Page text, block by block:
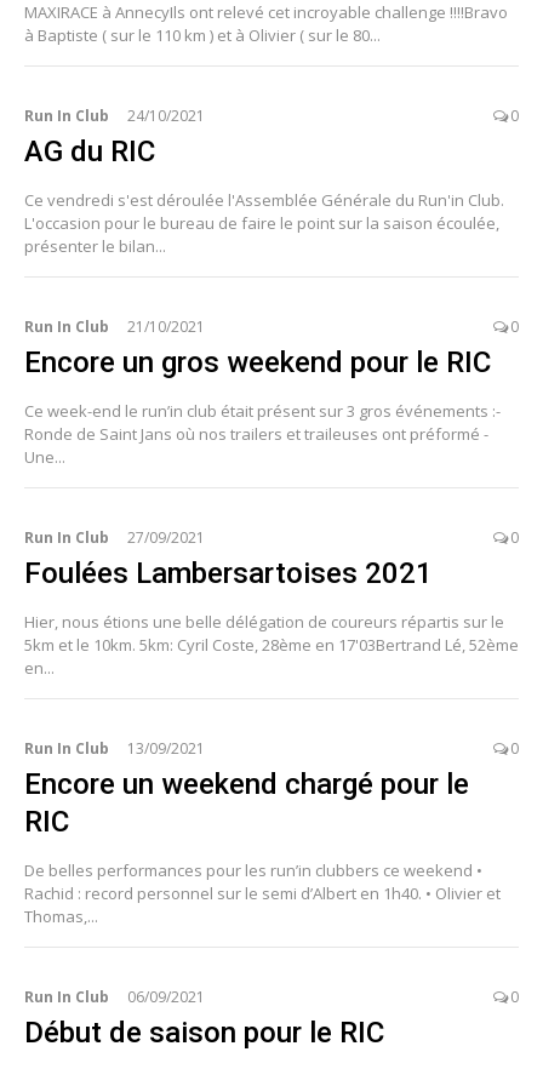
MAXIRACE à AnnecyIls ont relevé cet incroyable challenge !!!!Bravo
à Baptiste ( sur le 110 km ) et à Olivier ( sur le 80...
Run In Club 24/10/2021 0
AG du RIC
Ce vendredi s'est déroulée l'Assemblée Générale du Run'in Club.
L'occasion pour le bureau de faire le point sur la saison écoulée,
présenter le bilan...
Run In Club 21/10/2021 0
Encore un gros weekend pour le RIC
Ce week-end le run’in club était présent sur 3 gros événements :-
Ronde de Saint Jans où nos trailers et traileuses ont préformé -
Une...
Run In Club 27/09/2021 0
Foulées Lambersartoises 2021
Hier, nous étions une belle délégation de coureurs répartis sur le
5km et le 10km. 5km: Cyril Coste, 28ème en 17'03Bertrand Lé, 52ème
en...
Run In Club 13/09/2021 0
Encore un weekend chargé pour le
RIC
De belles performances pour les run’in clubbers ce weekend •
Rachid : record personnel sur le semi d’Albert en 1h40. • Olivier et
Thomas,...
Run In Club 06/09/2021 0
Début de saison pour le RIC